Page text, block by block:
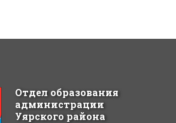
Отдел образования
администрации
Уярского района